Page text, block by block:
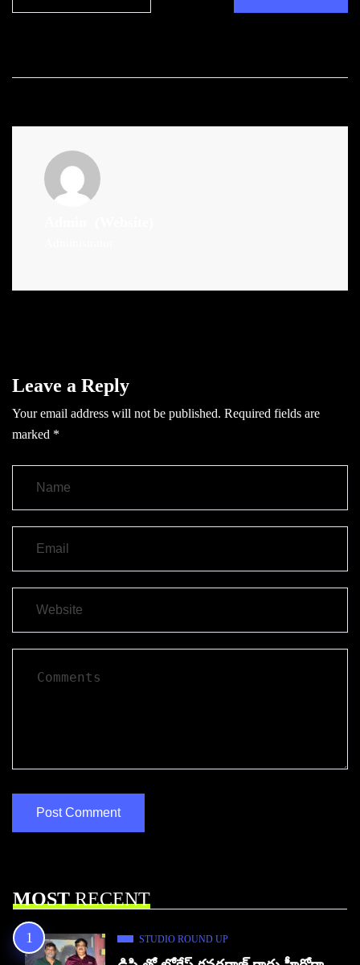
Leave a Reply
Your email address will not be published. Required fields are
marked *
MOSTRECENT
STUDIO ROUND UP